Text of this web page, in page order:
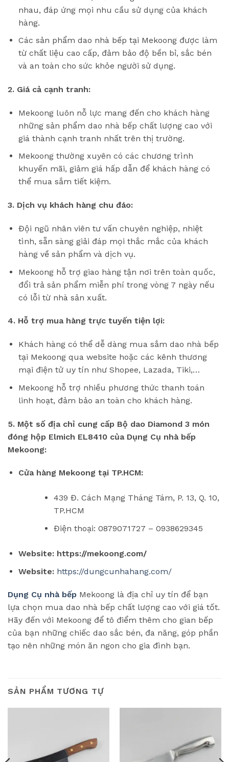
nhau, đáp ứng mọi nhu cầu sử dụng của khách
hàng.
Các sản phẩm dao nhà bếp tại Mekoong được làm
từ chất liệu cao cấp, đảm bảo độ bền bỉ, sắc bén
và an toàn cho sức khỏe người sử dụng.
2. Giá cả cạnh tranh:
Mekoong luôn nỗ lực mang đến cho khách hàng
những sản phẩm dao nhà bếp chất lượng cao với
giá thành cạnh tranh nhất trên thị trường.
Mekoong thường xuyên có các chương trình
khuyến mãi, giảm giá hấp dẫn để khách hàng có
thể mua sắm tiết kiệm.
3. Dịch vụ khách hàng chu đáo:
Đội ngũ nhân viên tư vấn chuyên nghiệp, nhiệt
tình, sẵn sàng giải đáp mọi thắc mắc của khách
hàng về sản phẩm và dịch vụ.
Mekoong hỗ trợ giao hàng tận nơi trên toàn quốc,
đổi trả sản phẩm miễn phí trong vòng 7 ngày nếu
có lỗi từ nhà sản xuất.
4. Hỗ trợ mua hàng trực tuyến tiện lợi:
Khách hàng có thể dễ dàng mua sắm dao nhà bếp
tại Mekoong qua website hoặc các kênh thương
mại điện tử uy tín như Shopee, Lazada, Tiki,…
Mekoong hỗ trợ nhiều phương thức thanh toán
linh hoạt, đảm bảo an toàn cho khách hàng.
5. Một số địa chỉ cung cấp Bộ dao Diamond 3 món
đóng hộp Elmich EL8410 của Dụng Cụ nhà bếp
Mekoong:
Cửa hàng Mekoong tại TP.HCM:
439 Đ. Cách Mạng Tháng Tám, P. 13, Q. 10,
TP.HCM
Điện thoại: 0879071727 – 0938629345
Website: https://mekoong.com/
Website: https://dungcunhahang.com/
Dụng Cụ nhà bếp Mekoong là địa chỉ uy tín để bạn
lựa chọn mua dao nhà bếp chất lượng cao với giá tốt.
Hãy đến với Mekoong để tô điểm thêm cho gian bếp
của bạn những chiếc dao sắc bén, đa năng, góp phần
tạo nên những món ăn ngon cho gia đình bạn.
SẢN PHẨM TƯƠNG TỰ